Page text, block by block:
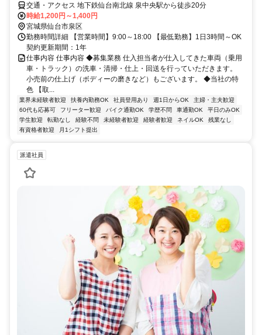
交通・アクセス 地下鉄仙台南北線 泉中央駅から徒歩20分
時給1,200円～1,400円
宮城県仙台市泉区
勤務時間詳細 【営業時間】9:00～18:00 【最低勤務】1日3時間～OK
契約更新期間：1年
仕事内容 仕事内容 ◆募集業務 仕入担当者が仕入してきた車両（乗用
車・トラック）の洗車・清掃・仕上・回送を行っていただきます。
小売前の仕上げ（ボディーの磨きなど）もございます。 ◆当社の特
色 【取...
業界未経験者歓迎 扶養内勤務OK 社員登用あり 週1日からOK
主婦・主夫歓迎
60代も応募可
フリーター歓迎 バイク通勤OK 学歴不問 車通勤OK
平日のみOK
学生歓迎
転勤なし 経験不問 未経験者歓迎 経験者歓迎 ネイルOK
残業なし
有資格者歓迎
月1シフト提出
派遣社員